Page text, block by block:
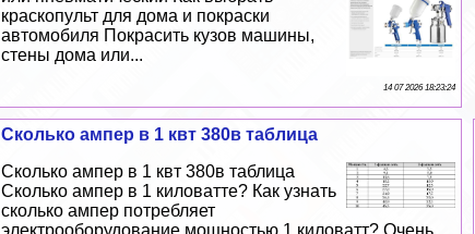
краскопульт для дома и покраски
автомобиля Покрасить кузов машины,
стены дома или...
14 07 2026 18:23:24
Сколько ампер в 1 квт 380в таблица
Сколько ампер в 1 квт 380в таблица
Сколько ампер в 1 киловатте? Как узнать
сколько ампер потрeбляет
электрооборудование мощностью 1 киловатт? Очень...